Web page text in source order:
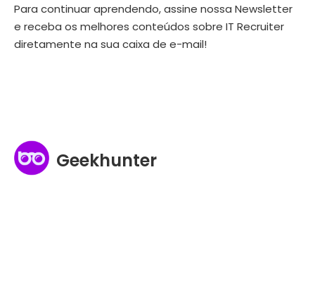
Para continuar aprendendo, assine nossa Newsletter
e receba os melhores conteúdos sobre IT Recruiter
diretamente na sua caixa de e-mail!
Geekhunter